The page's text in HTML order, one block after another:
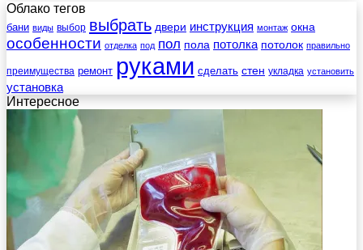
Облако тегов
бани виды выбор выбрать двери инструкция монтаж окна
особенности отделка под пол пола потолка потолок правильно
преимущества ремонт руками сделать стен укладка установить
установка
Интересное